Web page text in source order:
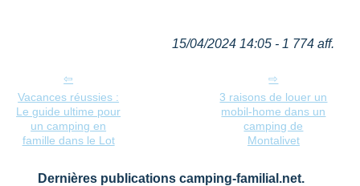
15/04/2024 14:05 - 1 774 aff.
Vacances réussies :
Le guide ultime pour
un camping en
famille dans le Lot
3 raisons de louer un
mobil-home dans un
camping de
Montalivet
Dernières publications camping-familial.net.